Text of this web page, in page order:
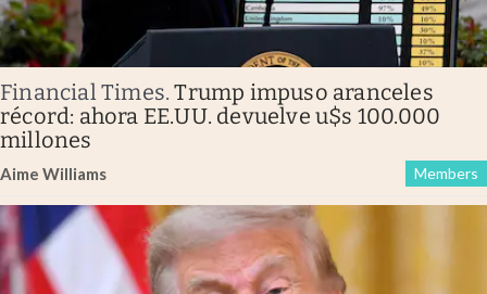
Financial Times.Trump impuso aranceles
récord: ahora EE.UU. devuelve u$s 100.000
millones
Aime Williams Members